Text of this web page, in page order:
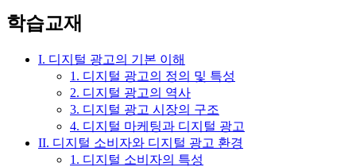
학습교재
I. 디지털 광고의 기본 이해
1. 디지털 광고의 정의 및 특성
2. 디지털 광고의 역사
3. 디지털 광고 시장의 구조
4. 디지털 마케팅과 디지털 광고
II. 디지털 소비자와 디지털 광고 환경
1. 디지털 소비자의 특성